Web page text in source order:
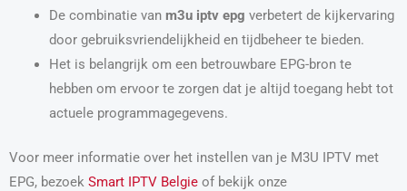
De combinatie van m3u iptv epg verbetert de kijkervaring
door gebruiksvriendelijkheid en tijdbeheer te bieden.
Het is belangrijk om een betrouwbare EPG-bron te
hebben om ervoor te zorgen dat je altijd toegang hebt tot
actuele programmagegevens.
Voor meer informatie over het instellen van je M3U IPTV met
EPG, bezoek Smart IPTV Belgie of bekijk onze